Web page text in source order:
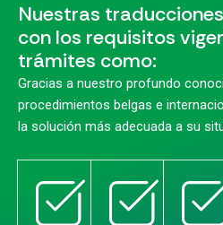
Nuestras
con los requisitos
trámites como:
Gracias a nuestro profundo
procedimientos belgas e
la solución más adecuada a su